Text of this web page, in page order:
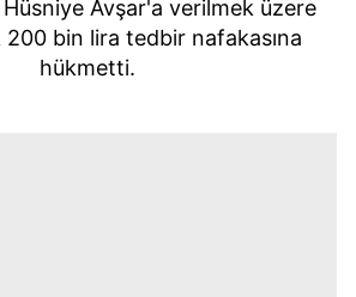
Avşar'a verilmek üzere
bin lira tedbir nafakasına
hükmetti.